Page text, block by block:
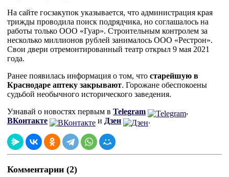
На сайте госзакупок указывается, что администрация края
трижды проводила поиск подрядчика, но соглашалось на
работы только ООО «Гуар». Строительным контролем за
несколько миллионов рублей занималось ООО «Рестрон».
Свои двери отремонтированный театр открыл 9 мая 2021
года.
Ранее появилась информация о том, что старейшую в
Краснодаре аптеку закрывают. Горожане обеспокоены
судьбой необычного исторического заведения.
Узнавай о новостях первым в Telegram
,
ВКонтакте
и Дзен .
Комментарии (2)